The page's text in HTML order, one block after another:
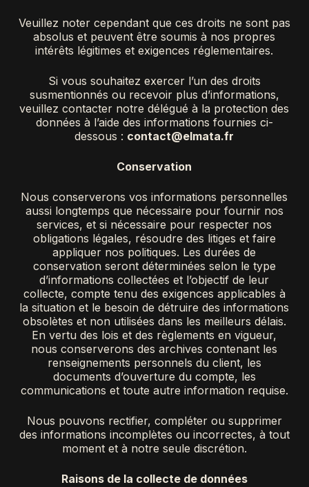
Veuillez noter cependant que ces droits ne sont pas
absolus et peuvent être soumis à nos propres
intérêts légitimes et exigences réglementaires.
Si vous souhaitez exercer l’un des droits
susmentionnés ou recevoir plus d’informations,
veuillez contacter notre délégué à la protection des
données à l’aide des informations fournies ci-
dessous : contact@elmata.fr
Conservation
Nous conserverons vos informations personnelles
aussi longtemps que nécessaire pour fournir nos
services, et si nécessaire pour respecter nos
obligations légales, résoudre des litiges et faire
appliquer nos politiques. Les durées de
conservation seront déterminées selon le type
d’informations collectées et l’objectif de leur
collecte, compte tenu des exigences applicables à
la situation et le besoin de détruire des informations
obsolètes et non utilisées dans les meilleurs délais.
En vertu des lois et des règlements en vigueur,
nous conserverons des archives contenant les
renseignements personnels du client, les
documents d’ouverture du compte, les
communications et toute autre information requise.
Nous pouvons rectifier, compléter ou supprimer
des informations incomplètes ou incorrectes, à tout
moment et à notre seule discrétion.
Raisons de la collecte de données